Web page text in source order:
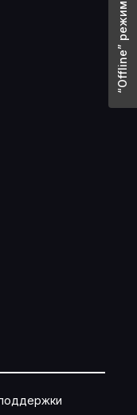
“Offline” режим